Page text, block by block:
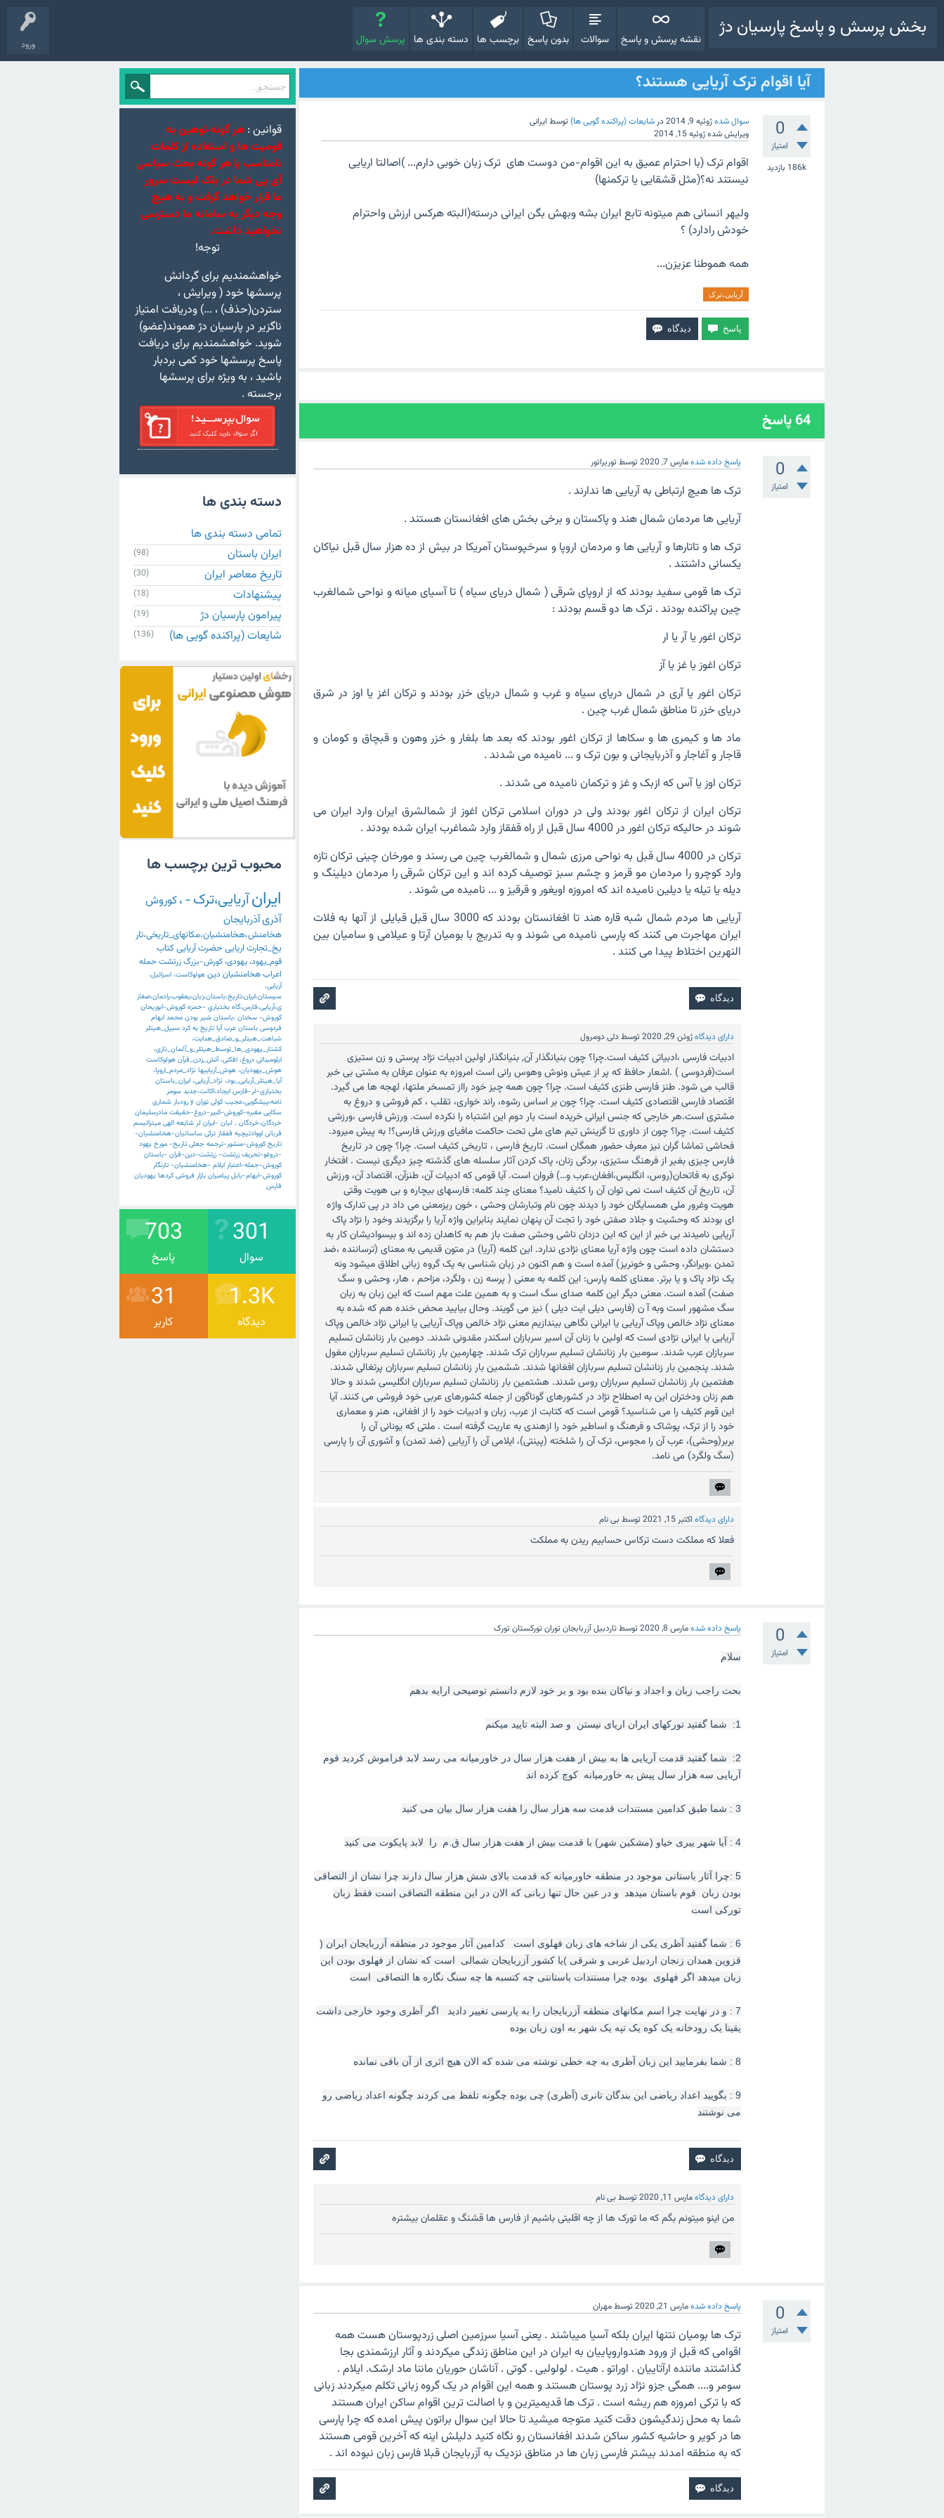
ورود
بخش پرسش و پاسخ پارسیان دژ نقشه پرسش و پاسخ سوالات بدون پاسخ برچسب ها دسته بندی ها پرسش سوال
آیا اقوام ترک آریایی هستند؟
0
امتیاز
186k بازدید
سوال شدهژوئیه 9, 2014 در شایعات (پراکنده گویی ها) توسط ایرانی
ویرایش شدهژوئیه 15, 2014
اقوام ترک (با احترام عمیق به این اقوام-من دوست های ترک زبان خوبی دارم... )اصالتا اریایی
نیستند نه؟(مثل قشقایی یا ترکمنها)
ولیهر انسانی هم میتونه تابع ایران بشه وبهش بگن ایرانی درسته(البته هرکس ارزش واحترام
خودش رادارد) ؟
همه هموطنا عزیزن...
آریایی،ترک
64پاسخ
0
امتیاز
پاسخ داده شدهمارس 7, 2020 توسط توربراتور
ترک ها هیچ ارتباطی به آریایی ها ندارند .
آریایی ها مردمان شمال هند و پاکستان و برخی بخش های افغانستان هستند .
ترک ها و تاتارها و آریایی ها و مردمان اروپا و سرخپوستان آمریکا در بیش از ده هزار سال قبل نیاکان
یکسانی داشتند .
ترک ها قومی سفید بودند که از اروپای شرقی ( شمال دریای سیاه ) تا آسیای میانه و نواحی شمالغرب
چین پراکنده بودند . ترک ها دو قسم بودند :
ترکان اغور یا آر یا ار
ترکان اغوز یا غز یا آز
ترکان اغور یا آری در شمال دریای سیاه و غرب و شمال دریای خزر بودند و ترکان اغز یا اوز در شرق
دریای خزر تا مناطق شمال غرب چین .
ماد ها و کیمری ها و سکاها از ترکان اغور بودند که بعد ها بلغار و خزر وهون و قبچاق و کومان و
قاجار و آغاجار و آذربایجانی و بون ترک و ... نامیده می شدند .
ترکان اوز یا آس که ازبک و غز و ترکمان نامیده می شدند .
ترکان ایران از ترکان اغور بودند ولی در دوران اسلامی ترکان اغوز از شمالشرق ایران وارد ایران می
شوند در حالیکه ترکان اغور در 4000 سال قبل از راه قفقاز وارد شماغرب ایران شده بودند .
ترکان در 4000 سال قبل به نواحی مرزی شمال و شمالغرب چین می رسند و مورخان چینی ترکان تازه
وارد کوچرو را مردمان مو قرمز و چشم سبز توصیف کرده اند و این ترکان شرقی را مردمان دیلینگ و
دیله یا تیله یا دیلین نامیده اند که امروزه اویغور و قرقیز و ... نامیده می شوند .
آریایی ها مردم شمال شبه قاره هند تا افغانستان بودند که 3000 سال قبل قبایلی از آنها به فلات
ایران مهاجرت می کنند که پارسی نامیده می شوند و به تدریج با بومیان آرتا و عیلامی و سامیان بین
النهرین اختلاط پیدا می کنند .
دارای دیدگاهژوئن 29, 2020 توسط دلی دومرول
ادبیات فارسی ،ادبیاتی کثیف است.چرا؟ چون بنیانگذار آن, بنیانگذار اولین ادبیات نژاد پرستی و زن ستیزی
است(فردوسی ) .اشعار حافظ که پر از عیش ونوش وهوس رانی است امروزه به عنوان عرفان به مشتی بی خبر
قالب می شود. طنز فارسی طنزی کثیف است. چرا؟ چون همه چیز خود رااز تمسخر ملتها، لهجه ها می گیرد.
اقتصاد فارسی اقتصادی کثیف است. چرا؟ چون بر اساس رشوه، راند خواری، تقلب ، کم فروشی و دروغ به
مشتری است.هر خارجی که جنس ایرانی خریده است بار دوم این اشتباه را نکرده است. ورزش فارسی ،ورزشی
کثیف است. چرا؟ چون از داوری تا گزینش تیم های ملی تحت حاکمت مافیای ورزش فارسی؟! به پیش میرود.
فحاشی تماشا گران نیز معرف حضور همگان است. تاریخ فارسی ، تاریخی کثیف است. چرا؟ چون در تاریخ
فارس چیزی بغیر از فرهنگ ستیزی، بردگی زنان، پاک کردن آثار سلسله های گذشته چیز دیگری نیست . افتخار
نوکری به فاتحان(روس، انگلیس،افغان،عرب و…) فروان است. آیا قومی که ادبیات آن، طنزآن، اقتصاد آن، ورزش
آن، تاریخ آن کثیف است نمی توان آن را کثیف نامید؟ معنای چند کلمه: فارسهای بیچاره و بی هویت وقتی
هویت وغرور ملی همسایگان خود را دیدند چون نام وتبارشان وحشی ، خون ریزمعنی می داد در پی تدارک واﮊه
ای بودند که وحشیت و جلاد صفتی خود را تجت آن پنهان نمایند بنابراین واﮊه آریا را برگزیدند وخود را نژاد پاک
آریایی نامیدند بی خبر از این که این دزدان ناشی وحشی صفت باز هم به کاهدان زده اند و بیسوادیشان کار به
دستشان داده است چون واﮊه آریا معنای نژادی ندارد. این کلمه (آریا) در متون قدیمی به معنای (ترساننده ،ضد
تمدن ،ویرانگر، وحشی و خونریز) آمده است و هم اکنون در زبان شناسی به یک گروه زبانی اطلاق میشود ونه
یک نژاد پاک و یا برتر. معنای کلمه پارس: این کلمه به معنی ( پرسه زن ، ولگرد، مزاحم ، هار، وحشی و سگ
صفت) آمده است. معنی دیگر این کلمه صدای سگ است و به همین علت مهم است که این زبان به زبان
سگ مشهور است وبه آ ن (فارسی دیلی ایت دیلی ) نیز می گویند. وحال بیایید محض خنده هم که شده به
معنای نژاد خالص وپاک آریایی یا ایرانی نگاهی بیندازیم معنی نژاد خالص وپاک آریایی یا ایرانی نژاد خالص وپاک
آریایی یا ایرانی نژادی است که اولین با زنان آن اسیر سربازان اسکندر مقدونی شدند. دومین بار زنانشان تسلیم
سربازان عرب شدند. سومین بار زنانشان تسلیم سربازان ترک شدند. چهارمین بار زنانشان تسلیم سربازان مغول
شدند. پنجمین بار زنانشان تسلیم سربازان افغانها شدند. ششمین بار زنانشان تسلیم سربازان پرتغالی شدند.
هفتمین بار زنانشان تسلیم سربازان روس شدند. هشتمین بار زنانشان تسلیم سربازان انگلیسی شدند و حالا
هم زنان ودختران این به اصطلاح نژاد در کشورهای گوناگون از جمله کشورهای عربی خود فروشی می کنند. آیا
این قوم کثیف را می شناسید؟ قومی است که کتابت از عرب، زبان و ادبیات خود را از افغانی، هنر و معماری
خود را از ترک، پوشاک و فرهنگ و اساطیر خود را ازهندی به عاریت گرفته است . ملتی که یونانی آن را
بربر(وحشی)، عرب آن را مجوس، ترک آن را شلخته (پینتی)، ایلامی آن را آریایی (ضد تمدن) و آشوری آن را پارسی
(سگ ولگرد) می نامد.
دارای دیدگاه اکتبر 15, 2021 توسط بی نام
فعلا که مملکت دست ترکاس حسابیم ریدن به مملکت
0
امتیاز
پاسخ داده شدهمارس 8, 2020 توسطتاردبیل آزربابجان توران تورکستان تورک
سلام
بحث راجب زبان و اجداد و نیاکان بنده بود و بر خود لازم دانستم توضیحی ارایه بدهم
1: شما گفتید تورکهای ایران اریای نیستن و صد البته تایید میکنم
2: شما گفتید قدمت آریایی ها به بیش از هفت هزار سال در خاورمیانه می رسد لابد فراموش کردید قوم
آریایی سه هزار سال پیش به خاورمیانه کوچ کرده اند
3 : شما طبق کدامین مستندات قدمت سه هزار سال را هفت هزار سال بیان می کنید
4 : آیا شهر ییری خیاو (مشکین شهر) با قدمت بیش از هفت هزار سال ق.م را لابد پایکوت می کنید
5 :چرا آثار باستانی موجود در منطقه خاورمیانه که قدمت بالای شش هزار سال دارند چرا نشان از التصاقی
بودن زبان قوم باستان میدهد و در عین حال تنها زبانی که الان در این منطقه التصاقی است فقط زبان
تورکی است
6 : شما گفتید آظری یکی از شاخه های زبان فهلوی است کدامین آثار موجود در منطقه آزربایجان ایران (
قزوین همدان زنجان اردبیل غربی و شرقی )یا کشور آزربایجان شمالی است که نشان از فهلوی بودن این
زبان میدهد اگر فهلوی بوده چرا مستندات باستانتی چه کتسبه ها چه سنگ نگاره ها التصاقی است
7 : و در نهایت چرا اسم مکانهای منطقه آزربایجان را به پارسی تغییر دادید اگر آظری وجود خارجی داشت
یقینا یک رودخانه یک کوه یک تپه یک شهر به اون زبان بوده
8 : شما بفرمایید این زبان آظری به چه خطی نوشته می شده که الان هیچ اثری از آن باقی نمانده
9 : بگویید اعداد ریاضی این بندگان تانری (آظری) چی بوده چگونه تلفظ می کردند چگونه اعداد ریاضی رو
می نوشتند
دارای دیدگاهمارس 11, 2020 توسط بی نام
من اینو میتونم بگم که ما تورک ها از چه اقلیتی باشیم از فارس ها قشنگ و عقلمان بیشتره
0
امتیاز
پاسخ داده شدهمارس 21, 2020 توسطمهران
ترک ها بومیان نتنها ایران بلکه آسیا میباشند . یعنی آسیا سرزمین اصلی زردپوستان هست همه
اقوامی که قبل از ورود هندواروپاییان به ایران در این مناطق زندگی میکردند و آثار ارزشمندی بجا
گذاشتند ماننده ارآتاییان . اوراتو . هیت . لولولبی . گوتی . آناشان حوریان ماننا ماد ارشک. ایلام .
سومر و.... همگی جزو نژاد زرد پوستان هستند و همه این اقوام در یک گروه زبانی تکلم میکردند زبانی
که با ترکی امروزه هم ریشه است . ترک ها قدیمیترین و با اصالت ترین اقوام ساکن ایران هستند
شما به محل زندگیشون دقت کنید متوجه میشید تا حالا این سوال براتون پیش امده که چرا پارسی
ها در کویر و حاشیه کشور ساکن شدند افغانستان رو نگاه کنید دلیلش اینه که آخرین قومی هستند
که به منطقه امدند بیشتر فارسی زبان ها در مناطق نزدیک به آزربایجان قبلا فارس زبان نبوده اند .
قوانین : هر گونه توهین به
قومیت ها و استفاده از کلمات
نامناسب یا هر گونه بحث سیاسی
آی پی شما در بلک لیست سرور
ما قرار خواهد گرفت و به هیچ
وجه دیگر به سامانه ما دسترسی
نخواهید داشت.
توجه!
خواهشمندیم برای گردانش
پرسشها خود ( ویرایش ،
ستردن(حذف) ، ...) ودریافت امتیاز
ناگزیر در پارسیان دژ هموند(عضو)
شوید. خواهشمندیم برای دریافت
پاسخ پرسشها خود کمی بردبار
باشید ، به ویژه برای پرسشها
برجسته .
دسته بندی ها
تمامی دسته بندی ها
ایران باستان
(98)
تاریخ معاصر ایران (30)
پیشنهادات (18)
پیرامون پارسیان دژ (19)
شایعات (پراکنده گویی ها) (136)
محبوب ترین برچسب ها
ایرانآریایی،ترک-،کوروش
آذریآذربایجان
هخامنش،هخامنشیان،مکانهای_تاریخی،تار
یخ_تجارت اریایی حضرتآریاییکتاب
قوم_یهود،یهودی،کورش-بزرگزرتشتحمله
اعرابهخامنشیان دین هولوکاست، اسرائیل،
آریایی،
سیستان،ایران،تاریخ،باستان،زبان،یعقوب،رادمان،صفار
ی،آریایی،فارس،گاه بختياري -حمزه کوروش-ابوریحان
کوروش- سخنان ،باستان شیر بودن محمد ابهام
فردوسی باستان عرب آیا تاریخ به کرد سبیل_هیتلر
شباهت_هیتلر_و_صادق_هدایت،
کشتار_یهودی_ها_توسط_هیتلر_و_آلمان_نازی،
ایلومیناتی دروغ، افکنی، آتش_زدن_قرآن هولوکاست
هوش_یهودیان، هوش_آریاییها نژاد_مردم_اروپا،
آیا_هیتلر_آریایی_بود، نژاد_آریایی، ایران_باستان
بختیاری-لر-فارس ایجاد،اکانت،جدید سومر
نامه،پیشگویی،عجیب کولی توران y رودبار شماری
سکایی مقبره-کوروش-کبیر-دروغ-حقیقت مادرسلیمان
خردگان،خردگان ٬ لیان -ایران لر شایعه الهی میترائیسم
قربانی اووادئیچیه قفقاز ترکی ساسانیان-هخامنشیان-
تاریخ کوروش-منشور-ترجمه جعلی تاریخ- مورخ یهود
-دروغو-تحریف زرتشت- زرتشت-دین-قران -باستان
کوروش-جمله-اعتبار ایلام -هخامنشیان- تارنگار
کوروش-ابهام-بابل پیامبران بازار فروشی کردها یهودیان
فارس
301
سوال
703
پاسخ
1.3K
دیدگاه
31
کاربر